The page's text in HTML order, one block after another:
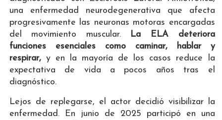
una enfermedad neurodegenerativa que afecta
progresivamente las neuronas motoras encargadas
del movimiento muscular. La ELA deteriora
funciones esenciales como caminar, hablar y
respirar,y en la mayoría de los casos reduce la
expectativa de vida a pocos años tras el
diagnóstico.
Lejos de replegarse, el actor decidió visibilizar la
enfermedad. En junio de 2025 participó en una